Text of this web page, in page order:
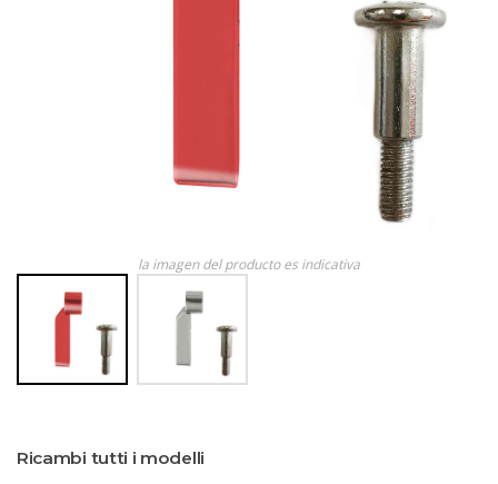
la imagen del producto es indicativa
Ricambi tutti i modelli